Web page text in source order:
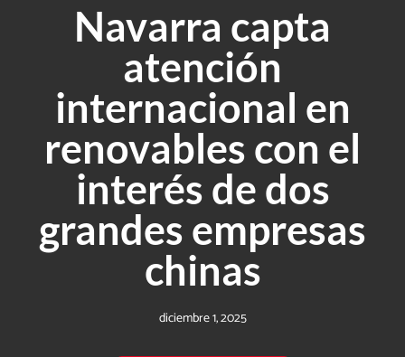
Navarra capta
atención
internacional en
renovables con el
interés de dos
grandes empresas
chinas
diciembre 1, 2025